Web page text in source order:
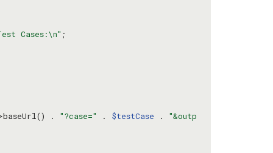
Cases:\n"
. "?case=" . $testCase . "&outp